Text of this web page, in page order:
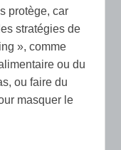
protège, car
stratégies de
», comme
ou du
ou faire du
masquer le